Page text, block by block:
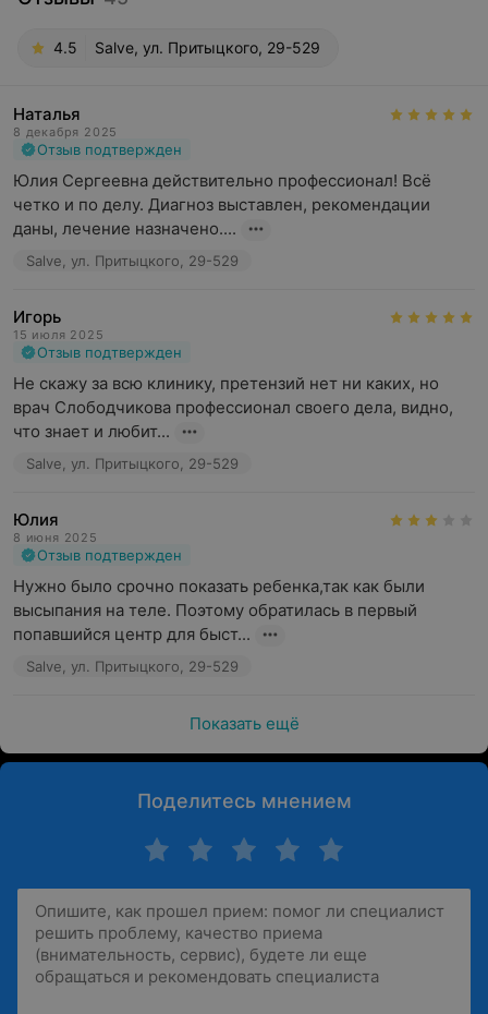
4.5 Salve, ул. Притыцкого, 29-529
Наталья
8 декабря 2025
Отзыв подтвержден
Юлия Сергеевна действительно профессионал! Всё
четко и по делу. Диагноз выставлен, рекомендации
даны, лечение назначено....
Salve, ул. Притыцкого, 29-529
Игорь
15 июля 2025
Отзыв подтвержден
Не скажу за всю клинику, претензий нет ни каких, но
врач Слободчикова профессионал своего дела, видно,
что знает и любит...
Salve, ул. Притыцкого, 29-529
Юлия
8 июня 2025
Отзыв подтвержден
Нужно было срочно показать ребенка,так как были
высыпания на теле. Поэтому обратилась в первый
попавшийся центр для быст...
Salve, ул. Притыцкого, 29-529
Показать ещё
Поделитесь мнением